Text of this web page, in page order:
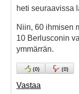
heti seuraavissa
Niin, 60 ihmisen
10 Berlusconin
ymmärrän.
(0) (0)
Vastaa